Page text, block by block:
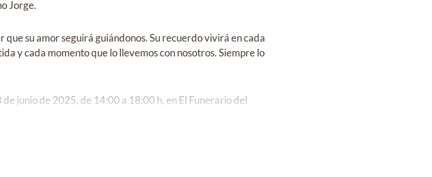
Jorge.
su amor seguirá guiándonos. Su recuerdo vivirá en cada
y cada momento que lo llevemos con nosotros. Siempre lo
junio de 2025, de 14:00 a 18:00 h, en El Funerario del